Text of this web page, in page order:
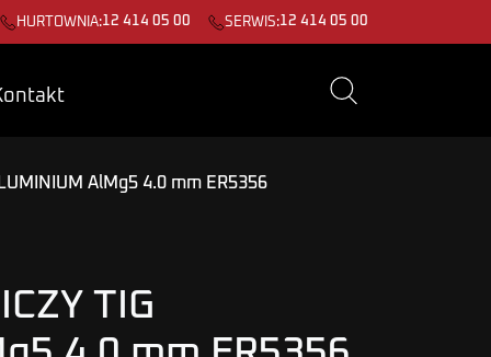
HURTOWNIA:12 414 05 00 SERWIS:12 414 05 00
AlMg5 4.0 mm ER5356
TIG